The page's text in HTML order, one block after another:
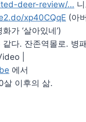
deer-review/…
xp40CQqE (아
가 ‘살아있네’)
다. 잔존역몰로. 병
|
에서
살 이후의 삶.